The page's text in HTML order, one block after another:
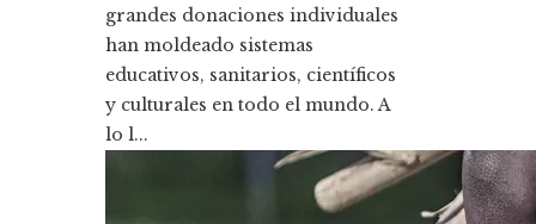
grandes donaciones individuales
han moldeado sistemas
educativos, sanitarios, científicos
y culturales en todo el mundo. A
lo l...